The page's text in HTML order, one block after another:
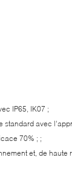
IP65, IK07 ;
standard avec
70% ; ;
et, de haute